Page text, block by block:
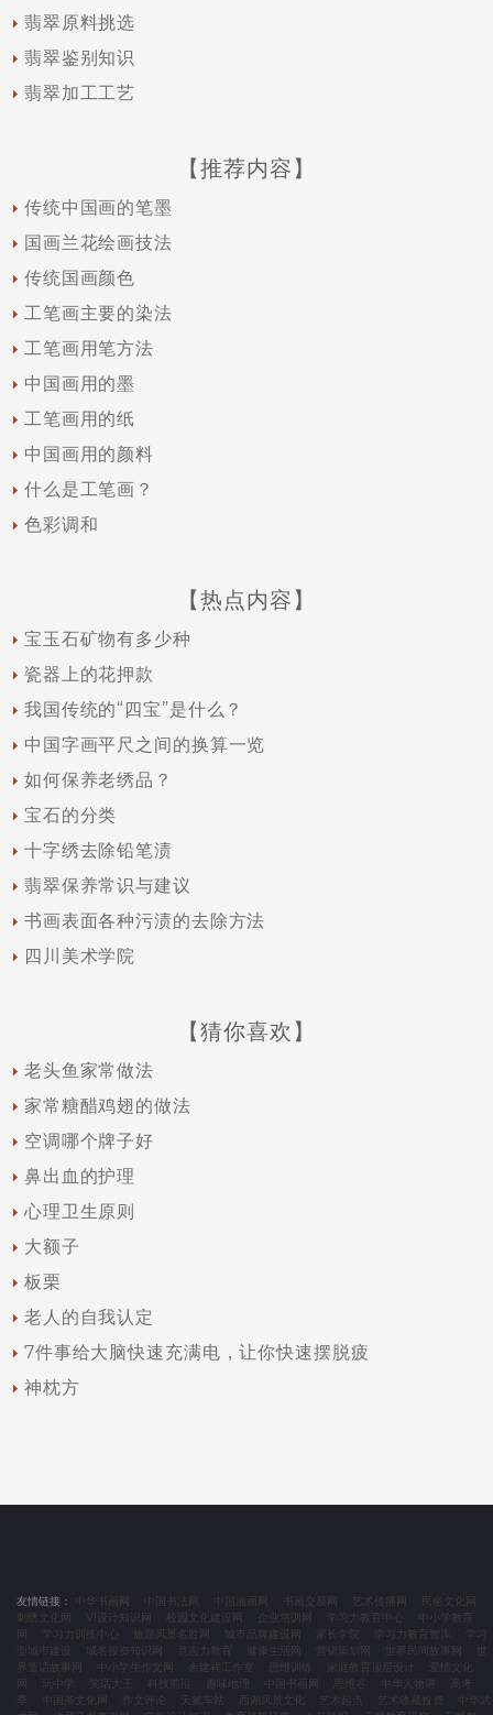
翡翠原料挑选
翡翠鉴别知识
翡翠加工工艺
【推荐内容】
传统中国画的笔墨
国画兰花绘画技法
传统国画颜色
工笔画主要的染法
工笔画用笔方法
中国画用的墨
工笔画用的纸
中国画用的颜料
什么是工笔画？
色彩调和
【热点内容】
宝玉石矿物有多少种
瓷器上的花押款
我国传统的“四宝”是什么？
中国字画平尺之间的换算一览
如何保养老绣品？
宝石的分类
十字绣去除铅笔渍
翡翠保养常识与建议
书画表面各种污渍的去除方法
四川美术学院
【猜你喜欢】
老头鱼家常做法
家常糖醋鸡翅的做法
空调哪个牌子好
鼻出血的护理
心理卫生原则
大额子
板栗
老人的自我认定
7件事给大脑快速充满电，让你快速摆脱疲
神枕方
友情链接： 中华书画网 中国书法网 中国油画网 书画交易网 艺术传播网
民俗文化网
刺绣文化网
VI设计知识网 校园文化建设网 企业培训网 学习力教育中心
中小学教育
网
学习力训练中心 旅游风景名胜网 城市品牌建设网 家长学院 学习力教育智库
学习
型城市建设
域名投资知识网 意志力教育 健康生活网 营销策划网 世界民间故事网
世
界童话故事网
中小学生作文网 余建祥工作室 家庭教育顶层设计
爱情文化
网
玩中学 笑话大王 科技前沿 趣味地理 中国书画网 中华人物谱
高考
季
中国茶文化网 作文评论 天赋车站 西湖风景文化 艺术起点 艺术收藏投资
中华武